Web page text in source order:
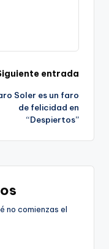
entrada
Soler es un faro
de felicidad en
“Despiertos”
no comienzas el